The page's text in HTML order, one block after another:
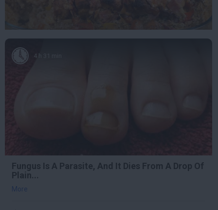
4 h 31 min
Fungus Is A Parasite, And It Dies From A Drop Of
Plain...
More